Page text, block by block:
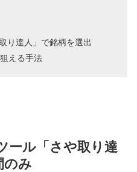
り達人」で銘柄を選出
える手法
ール「さや取り達
のみ